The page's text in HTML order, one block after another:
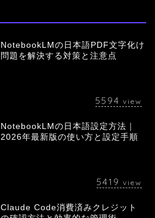
NotebookLMの日本語PDF文字化け
問題を解決する対策と注意点
5594 view
NotebookLMの日本語設定方法｜
2026年最新版の使い方と設定手順
5419 view
Claude Code消費済みクレジット
会社概要
採用情報